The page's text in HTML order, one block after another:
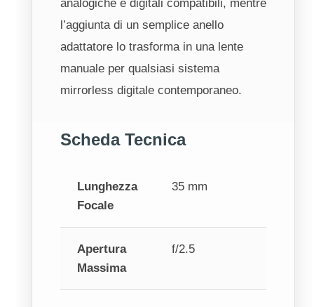
analogiche e digitali compatibili, mentre
l’aggiunta di un semplice anello
adattatore lo trasforma in una lente
manuale per qualsiasi sistema
mirrorless digitale contemporaneo.
Scheda Tecnica
Lunghezza
Focale
35 mm
Apertura
Massima
f/2.5